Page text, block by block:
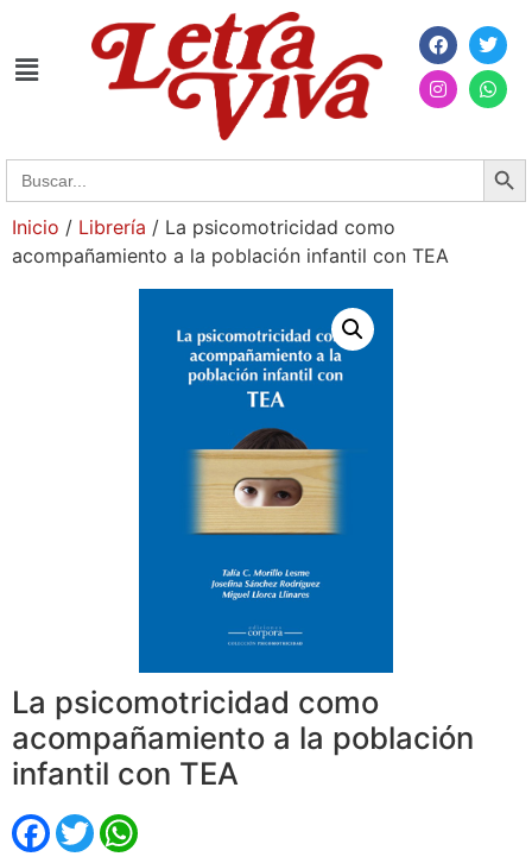
Search
for:
Inicio / Librería / La psicomotricidad como
acompañamiento a la población infantil con TEA
La psicomotricidad como
acompañamiento a la población
infantil con TEA
Facebook
Twitter